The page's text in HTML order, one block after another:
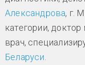
Александрова, г.
категории,
врач,
Беларуси